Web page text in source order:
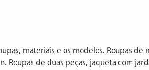
materiais e os modelos. Roupas
Roupas de duas peças, jaqueta com